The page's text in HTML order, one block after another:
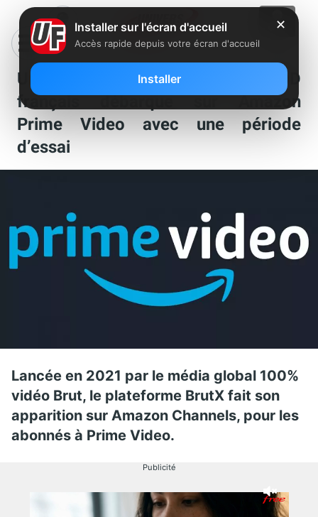
Un nouveau service de SVOD
français débarque sur Amazon
Prime Video avec une période
d’essai
Lancée en 2021 par le média global 100%
vidéo Brut, le plateforme BrutX fait son
apparition sur Amazon Channels, pour les
abonnés à Prime Video.
Publicité
✕
Installer sur l'écran d'accueil
Accès rapide depuis votre écran d'accueil
Installer